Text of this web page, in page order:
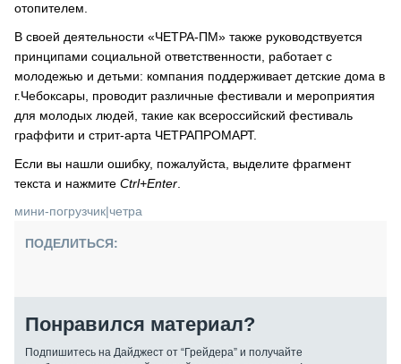
отопителем.
В своей деятельности «ЧЕТРА-ПМ» также руководствуется
принципами социальной ответственности, работает с
молодежью и детьми: компания поддерживает детские дома в
г.Чебоксары, проводит различные фестивали и мероприятия
для молодых людей, такие как всероссийский фестиваль
граффити и стрит-арта ЧЕТРАПРОМАРТ.
Если вы нашли ошибку, пожалуйста, выделите фрагмент
текста и нажмите Ctrl+Enter
мини-погрузчик|четра
ПОДЕЛИТЬСЯ:
Понравился материал?
Подпишитесь на Дайджест от “Грейдера” и получайте